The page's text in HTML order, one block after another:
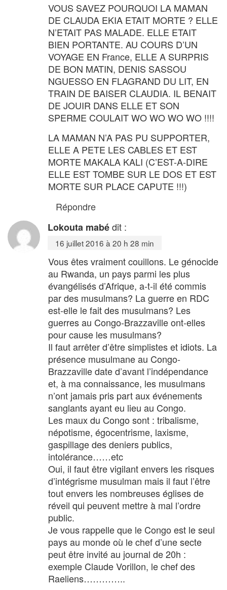
VOUS SAVEZ POURQUOI LA MAMAN
DE CLAUDA EKIA ETAIT MORTE ? ELLE
N’ETAIT PAS MALADE. ELLE ETAIT
BIEN PORTANTE. AU COURS D’UN
VOYAGE EN France, ELLE A SURPRIS
DE BON MATIN, DENIS SASSOU
NGUESSO EN FLAGRAND DU LIT, EN
TRAIN DE BAISER CLAUDIA. IL BENAIT
DE JOUIR DANS ELLE ET SON
SPERME COULAIT WO WO WO WO !!!!
LA MAMAN N’A PAS PU SUPPORTER,
ELLE A PETE LES CABLES ET EST
MORTE MAKALA KALI (C’EST-A-DIRE
ELLE EST TOMBE SUR LE DOS ET EST
MORTE SUR PLACE CAPUTE !!!)
Répondre
Lokouta mabédit :
16 juillet 2016 à 20 h 28 min
Vous êtes vraiment couillons. Le génocide
au Rwanda, un pays parmi les plus
évangélisés d’Afrique, a-t-il été commis
par des musulmans? La guerre en RDC
est-elle le fait des musulmans? Les
guerres au Congo-Brazzaville ont-elles
pour cause les musulmans?
Il faut arrêter d’être simplistes et idiots. La
présence musulmane au Congo-
Brazzaville date d’avant l’indépendance
et, à ma connaissance, les musulmans
n’ont jamais pris part aux événements
sanglants ayant eu lieu au Congo.
Les maux du Congo sont : tribalisme,
népotisme, égocentrisme, laxisme,
gaspillage des deniers publics,
intolérance……etc
Oui, il faut être vigilant envers les risques
d’intégrisme musulman mais il faut l’être
tout envers les nombreuses églises de
réveil qui peuvent mettre à mal l’ordre
public.
Je vous rappelle que le Congo est le seul
pays au monde où le chef d’une secte
peut être invité au journal de 20h :
exemple Claude Vorillon, le chef des
Raeliens…………..